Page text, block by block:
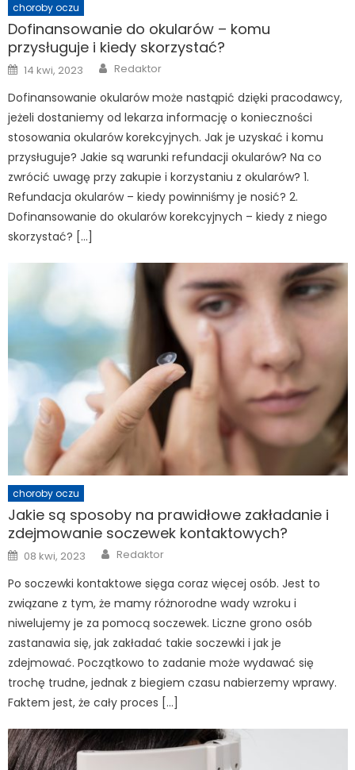
choroby oczu
Dofinansowanie do okularów – komu
przysługuje i kiedy skorzystać?
Posted
on
14 kwi, 2023 Author
Redaktor
Dofinansowanie okularów może nastąpić dzięki pracodawcy,
jeżeli dostaniemy od lekarza informację o konieczności
stosowania okularów korekcyjnych. Jak je uzyskać i komu
przysługuje? Jakie są warunki refundacji okularów? Na co
zwrócić uwagę przy zakupie i korzystaniu z okularów? 1.
Refundacja okularów – kiedy powinniśmy je nosić? 2.
Dofinansowanie do okularów korekcyjnych – kiedy z niego
skorzystać? […]
choroby oczu
Jakie są sposoby na prawidłowe zakładanie i
zdejmowanie soczewek kontaktowych?
Posted
on
08 kwi, 2023 Author
Redaktor
Po soczewki kontaktowe sięga coraz więcej osób. Jest to
związane z tym, że mamy różnorodne wady wzroku i
niwelujemy je za pomocą soczewek. Liczne grono osób
zastanawia się, jak zakładać takie soczewki i jak je
zdejmować. Początkowo to zadanie może wydawać się
trochę trudne, jednak z biegiem czasu nabierzemy wprawy.
Faktem jest, że cały proces […]